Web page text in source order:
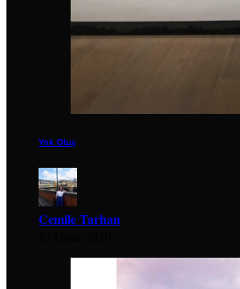
Yok Oluş
Cemile Tarhan